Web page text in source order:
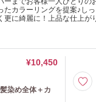
たカラーリングを提案♪しっ
に綺麗に！上品な仕上が
¥10,450
染め全体＋カ